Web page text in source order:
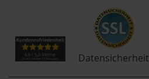
Datensicherheit